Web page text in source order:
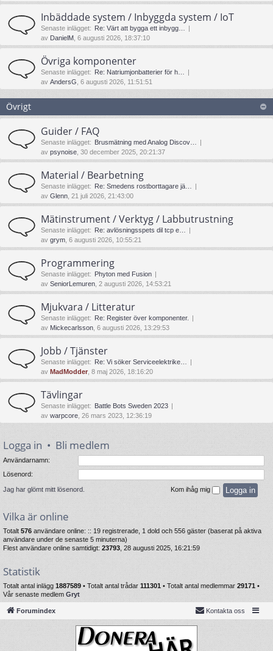
Inbäddade system / Inbyggda system / IoT
Senaste inlägget: Re: Värt att bygga ett inbygg…
av DanielM , 6 augusti 2026, 18:37:10
Övriga komponenter
Senaste inlägget: Re: Natriumjonbatterier för h…
av AndersG , 6 augusti 2026, 11:51:51
Övrigt
Guider / FAQ
Senaste inlägget: Brusmätning med Analog Discov…
av psynoise , 30 december 2025, 20:21:37
Material / Bearbetning
Senaste inlägget: Re: Smedens rostborttagare jä…
av Glenn , 21 juli 2026, 21:43:00
Mätinstrument / Verktyg / Labbutrustning
Senaste inlägget: Re: avlösningsspets dil tcp e…
av grym , 6 augusti 2026, 10:55:21
Programmering
Senaste inlägget: Phyton med Fusion
av SeniorLemuren , 2 augusti 2026, 14:53:21
Mjukvara / Litteratur
Senaste inlägget: Re: Register över komponenter.
av Mickecarlsson , 6 augusti 2026, 13:29:53
Jobb / Tjänster
Senaste inlägget: Re: Vi söker Serviceelektrike…
av MadModder , 8 maj 2026, 18:16:20
Tävlingar
Senaste inlägget: Battle Bots Sweden 2023
av warpcore , 26 mars 2023, 12:36:19
Logga in • Bli medlem
Användarnamn:
Lösenord:
Jag har glömt mitt lösenord. Kom ihåg mig
Vilka är online
Totalt 576 användare online: :: 19 registrerade, 1 dold och 556 gäster (baserat på aktiva
användare under de senaste 5 minuterna)
Flest användare online samtidigt: 23793 , 28 augusti 2025, 16:21:59
Statistik
Totalt antal inlägg 1887589 • Totalt antal trådar 111301 • Totalt antal medlemmar 29171 •
Vår senaste medlem Gryt
Forumindex Kontakta oss